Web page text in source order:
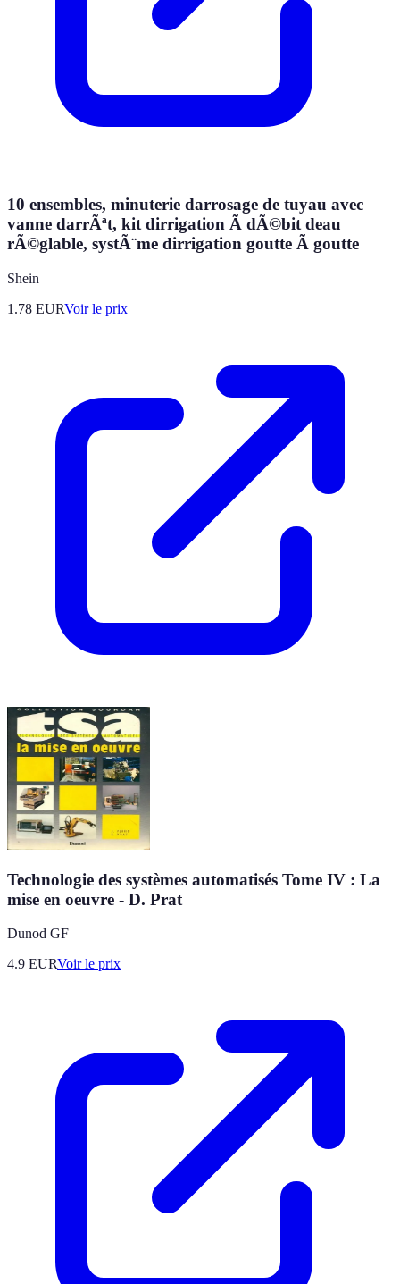
10 ensembles, minuterie darrosage de tuyau avec
vanne darrÃªt, kit dirrigation Ã dÃ©bit deau
rÃ©glable, systÃ¨me dirrigation goutte Ã goutte
Shein
1.78 EURVoir le prix
Technologie des systèmes automatisés Tome IV : La
mise en oeuvre - D. Prat
Dunod GF
4.9 EURVoir le prix